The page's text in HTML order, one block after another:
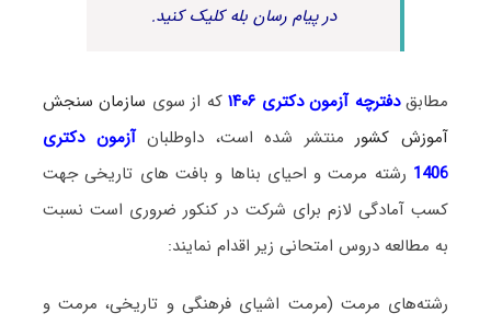
در پیام رسان بله کلیک کنید.
مطابق دفترچه آزمون دکتری ۱۴۰۶ که از سوی سازمان سنجش
آموزش کشورمنتشر شده است، داوطلبان آزمون دکتری
1406 رشته مرمت و احیای بناها و بافت های تاریخی جهت
کسب آمادگی لازم برای شرکت در کنکور ضروری است نسبت
به مطالعه دروس امتحانی زیر اقدام نمایند:
رشته‌های مرمت (مرمت اشیای فرهنگی و تاریخی، مرمت و